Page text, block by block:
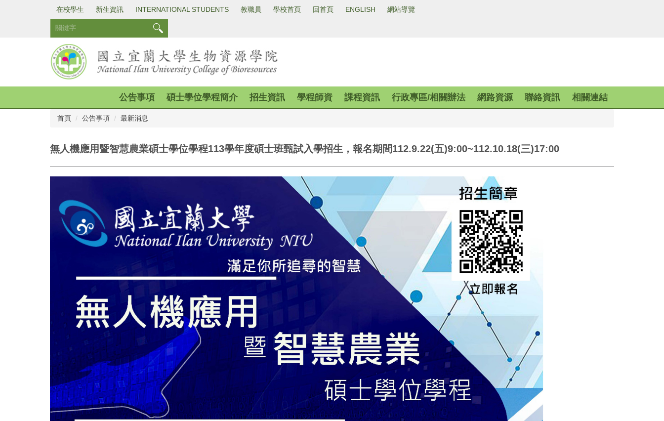
在校學生 新生資訊 INTERNATIONAL STUDENTS 教職員 學校首頁 回首頁 ENGLISH 網站導覽
公告事項 碩士學位學程簡介 招生資訊 學程師資 課程資訊 行政專區/相關辦法 網路資源 聯絡資訊 相關連結
首頁 公告事項 最新消息
無人機應用暨智慧農業碩士學位學程113學年度碩士班甄試入學招生，報名期間112.9.22(五)9:00~112.10.18(三)17:00